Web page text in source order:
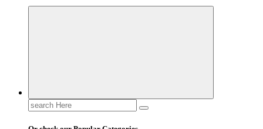
Search
for: